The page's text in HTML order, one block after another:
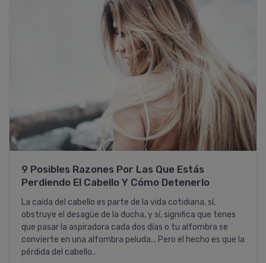
9 Posibles Razones Por Las Que Estás
Perdiendo El Cabello Y Cómo Detenerlo
La caída del cabello es parte de la vida cotidiana, sí,
obstruye el desagüe de la ducha, y sí, significa que tenes
que pasar la aspiradora cada dos días o tu alfombra se
convierte en una alfombra peluda... Pero el hecho es que la
pérdida del cabello..